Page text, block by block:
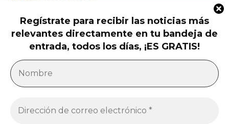
Regístrate para recibir las noticias más
relevantes directamente en tu bandeja de
entrada, todos los días, ¡ES GRATIS!
Trump firma nuevas órdenes para
restringir la ciudadanía por
nacimiento
América Latina
demócratas de impulsar una campaña contra...